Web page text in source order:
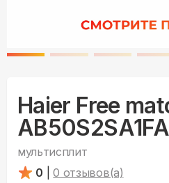
Haier Free
AB50S2SA1FA
мультисплит
0
0 отзывов(а)